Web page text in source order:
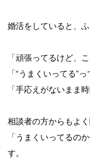
婚活をしていると、
「頑張ってるけど、
「“うまくいってる”
「手応えがないまま
相談者の方からもよく
「うまくいってるの
す。